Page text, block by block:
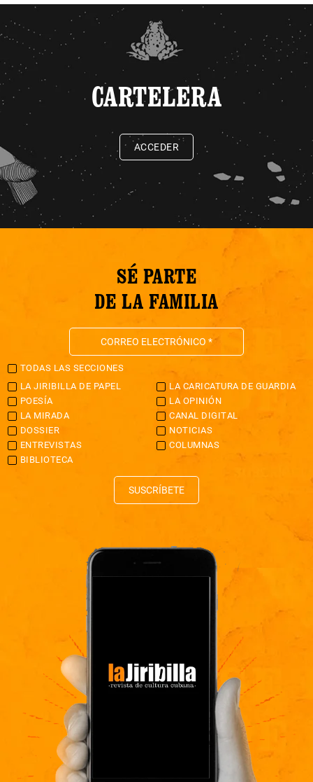
CARTELERA
ACCEDER
SÉ PARTE
DE LA FAMILIA
TODAS LAS SECCIONES
LA JIRIBILLA DE PAPEL
LA CARICATURA DE GUARDIA
POESÍA
LA OPINIÓN
LA MIRADA
CANAL DIGITAL
DOSSIER
NOTICIAS
ENTREVISTAS
COLUMNAS
BIBLIOTECA
SUSCRÍBETE